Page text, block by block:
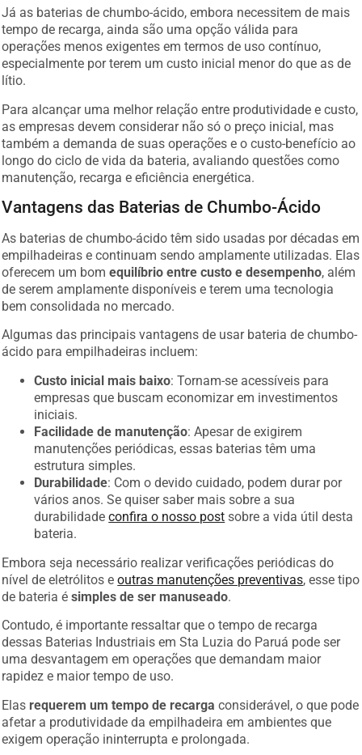
Já as baterias de chumbo-ácido, embora necessitem de mais
tempo de recarga, ainda são uma opção válida para
operações menos exigentes em termos de uso contínuo,
especialmente por terem um custo inicial menor do que as de
lítio.
Para alcançar uma melhor relação entre produtividade e custo,
as empresas devem considerar não só o preço inicial, mas
também a demanda de suas operações e o custo-benefício ao
longo do ciclo de vida da bateria, avaliando questões como
manutenção, recarga e eficiência energética.
Vantagens das Baterias de Chumbo-Ácido
As baterias de chumbo-ácido têm sido usadas por décadas em
empilhadeiras e continuam sendo amplamente utilizadas. Elas
oferecem um bomequilíbrio entre custo e desempenho , além
de serem amplamente disponíveis e terem uma tecnologia
bem consolidada no mercado.
Algumas das principais vantagens de usar bateria de chumbo-
ácido para empilhadeiras incluem:
Custo inicial mais baixo: Tornam-se acessíveis para
empresas que buscam economizar em investimentos
iniciais.
Facilidade de manutenção: Apesar de exigirem
manutenções periódicas, essas baterias têm uma
estrutura simples.
Durabilidade: Com o devido cuidado, podem durar por
vários anos. Se quiser saber mais sobre a sua
durabilidadeconfira o nosso post sobre a vida útil desta
bateria.
Embora seja necessário realizar verificações periódicas do
nível de eletrólitos eoutras manutenções preventivas , esse tipo
de bateria ésimples de ser manuseado
Contudo, é importante ressaltar que o tempo de recarga
dessas Baterias Industriais em Sta Luzia do Paruá pode ser
uma desvantagem em operações que demandam maior
rapidez e maior tempo de uso.
Elas requerem um tempo de recarga considerável, o que pode
afetar a produtividade da empilhadeira em ambientes que
exigem operação ininterrupta e prolongada.